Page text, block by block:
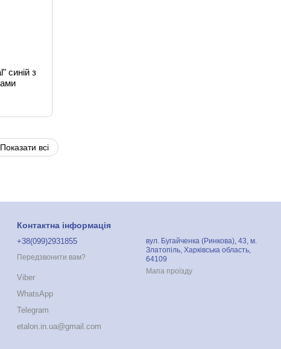
синій з
Показати всі
Контактна інформація
+38(099)2931855
Передзвонити вам?
Viber
WhatsApp
Telegram
etalon.in.ua@gmail.com
вул. Бугайченка (Ринкова), 43, м.
Златопіль, Харківська область,
64109
Мапа проїзду